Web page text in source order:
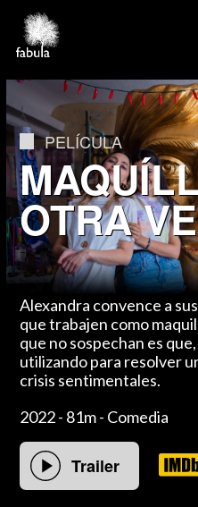
Home
Directores
Cine
Televisión
Publicidad
Servicios
Podcasts
Contacto
English
PELÍCULA
OTRA
Alexandra convence a
que trabajen como
que no sospechan es
utilizando para resolver
crisis sentimentales.
2022 - 81m - Comedia
Trailer